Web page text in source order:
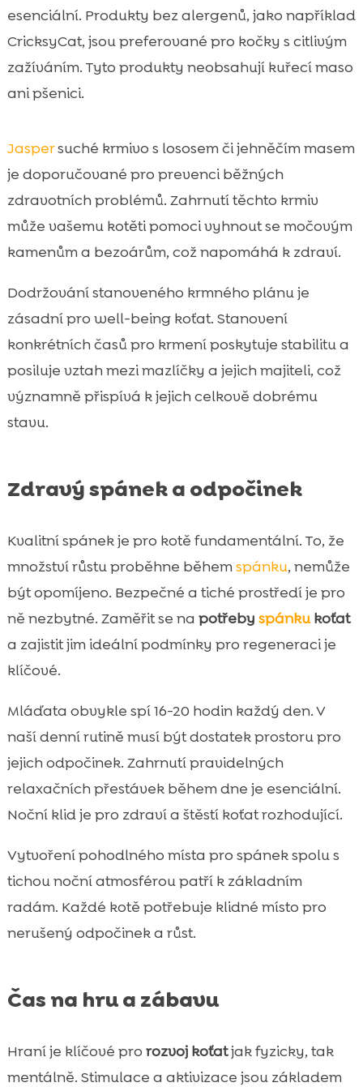
esenciální. Produkty bez alergenů, jako například
CricksyCat, jsou preferované pro kočky s citlivým
zažíváním. Tyto produkty neobsahují kuřecí maso
ani pšenici.
Jaspersuché krmivo s lososem či jehněčím masem
je doporučované pro prevenci běžných
zdravotních problémů. Zahrnutí těchto krmiv
může vašemu kotěti pomoci vyhnout se močovým
kamenům a bezoárům, což napomáhá k zdraví.
Dodržování stanoveného krmného plánu je
zásadní pro well-being koťat. Stanovení
konkrétních časů pro krmení poskytuje stabilitu a
posiluje vztah mezi mazlíčky a jejich majiteli, což
významně přispívá k jejich celkově dobrému
stavu.
Zdravý spánek a odpočinek
Kvalitní spánek je pro kotě fundamentální. To, že
množství růstu proběhne běhemspánku, nemůže
být opomíjeno. Bezpečné a tiché prostředí je pro
ně nezbytné. Zaměřit se na potřeby spánkukoťat
a zajistit jim ideální podmínky pro regeneraci je
klíčové.
Mláďata obvykle spí 16-20 hodin každý den. V
naší denní rutině musí být dostatek prostoru pro
jejich odpočinek. Zahrnutí pravidelných
relaxačních přestávek během dne je esenciální.
Noční klid je pro zdraví a štěstí koťat rozhodující.
Vytvoření pohodlného místa pro spánek spolu s
tichou noční atmosférou patří k základním
radám. Každé kotě potřebuje klidné místo pro
nerušený odpočinek a růst.
Čas na hru a zábavu
Hraní je klíčové pro rozvoj koťatjak fyzicky, tak
mentálně. Stimulace a aktivizace jsou základem